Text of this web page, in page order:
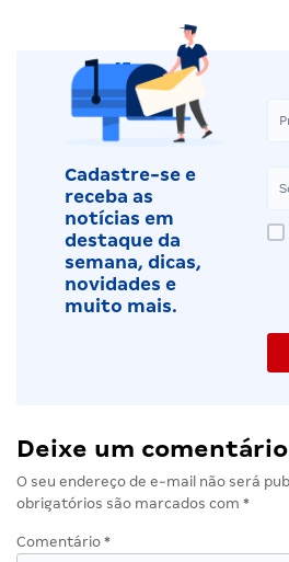
Cadastre-se e
receba as
notícias em
destaque da
semana, dicas,
novidades e
muito mais.
Deixe um comentário
O seu endereço de e-mail não será
obrigatórios são marcados com *
Comentário *